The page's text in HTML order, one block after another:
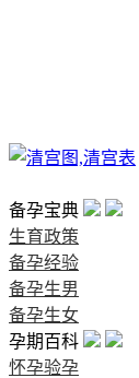
备孕宝典
生育政策
备孕经验
备孕生男
备孕生女
孕期百科
怀孕验孕